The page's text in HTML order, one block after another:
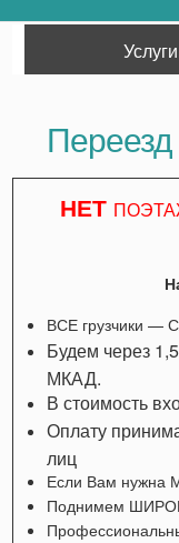
НЕТ
ВСЕ грузчики
Будем через
МКАД.
В стоимость
Оплату
лиц
Если Вам нужна
Поднимем